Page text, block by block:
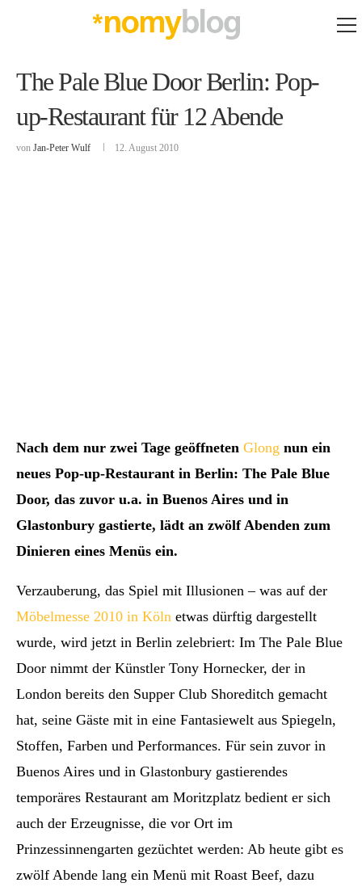
The Pale Blue Door Berlin: Pop-
up-Restaurant für 12 Abende
von Jan-Peter Wulf 12. August 2010
Nach dem nur zwei Tage geöffneten Glong nun ein
neues Pop-up-Restaurant in Berlin: The Pale Blue
Door, das zuvor u.a. in Buenos Aires und in
Glastonbury gastierte, lädt an zwölf Abenden zum
Dinieren eines Menüs ein.
Verzauberung, das Spiel mit Illusionen – was auf der
Möbelmesse 2010 in Köln etwas dürftig dargestellt
wurde, wird jetzt in Berlin zelebriert: Im The Pale Blue
Door nimmt der Künstler Tony Hornecker, der in
London bereits den Supper Club Shoreditch gemacht
hat, seine Gäste mit in eine Fantasiewelt aus Spiegeln,
Stoffen, Farben und Performances. Für sein zuvor in
Buenos Aires und in Glastonbury gastierendes
temporäres Restaurant am Moritzplatz bedient er sich
auch der Erzeugnisse, die vor Ort im
Prinzessinnengarten gezüchtet werden: Ab heute gibt es
zwölf Abende lang ein Menü mit Roast Beef, dazu